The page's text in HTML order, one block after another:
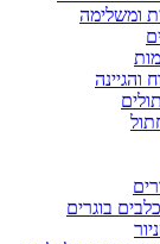
ומשלימה
והגיינה
בוגרים